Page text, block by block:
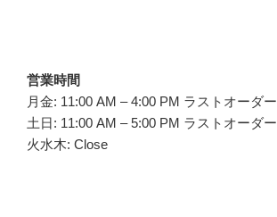
営業時間
月金: 11:00 AM – 4:00 PM ラストオーダー
土日: 11:00 AM – 5:00 PM ラストオーダー
火水木: Close